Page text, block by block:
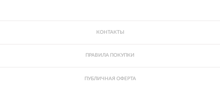
КОНТАКТЫ
ПРАВИЛА ПОКУПКИ
ПУБЛИЧНАЯ ОФЕРТА